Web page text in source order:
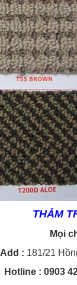
THẢM
Mọi
Add : 181/21
Hotline : 0903